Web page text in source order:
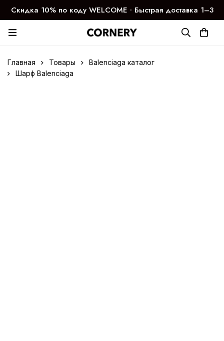
Скидка 10% по коду WELCOME ∙ Быстрая доставка 1–3
дня
Главная Товары
Balenciaga каталог
Шарф Balenciaga